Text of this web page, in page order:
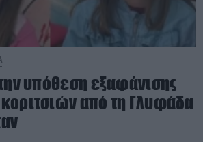
υπόθεση εξαφάνισης
από τη Γλυφάδα